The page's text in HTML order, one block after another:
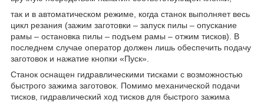
так и в автоматическом режиме, когда станок выполняет весь
цикл резания (зажим заготовки – запуск пилы – опускание
рамы – остановка пилы – подъем рамы – отжим тисков). В
последнем случае оператор должен лишь обеспечить подачу
заготовок и нажатие кнопки «Пуск».
Станок оснащен гидравлическими тисками с возможностью
быстрого зажима заготовок. Помимо механической подачи
тисков, гидравлический ход тисков для быстрого зажима